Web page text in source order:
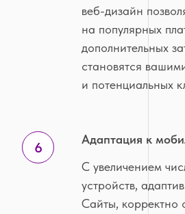
веб-дизайн
на популярных
дополнительных
становятся
и потенциальных
Адаптация к
С увеличением
устройств,
Сайты, корректно